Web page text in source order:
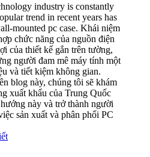
industry is constantly
trend in recent years has
mounted pc case. Khái niệm
chức năng của nguồn điện
của thiết kế gắn trên tường,
người đam mê máy tính một
và tiết kiệm không gian.
blog này, chúng tôi sẽ khám
xuất khẩu của Trung Quốc
này và trở thành người
sản xuất và phân phối PC